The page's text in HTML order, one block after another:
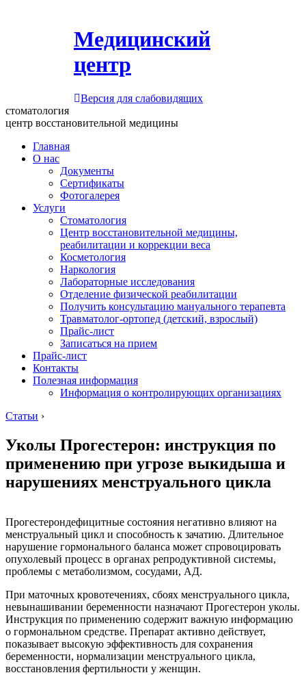
Медицинский
центр
Версия для слабовидящих
стоматология
центр восстановительной медицины
Главная
О нас
Документы
Сертификаты
Фотогалерея
Услуги
Стоматология
Центр восстановительной медицины,
реабилитации и коррекции веса
Косметология
Наркология
Лабораторные исследования
Отделение физической реабилитации
Получить консультацию мануального терапевта
Травматолог-ортопед (детский, взрослый)
Прайс-лист
Записаться на прием
Прайс-лист
Контакты
Полезная информация
Информация о контролирующих организациях
Статьи ›
Уколы Прогестерон: инструкция по
применению при угрозе выкидыша и
нарушениях менструального цикла
Прогестерондефицитные состояния негативно влияют на
менструальный цикл и способность к зачатию. Длительное
нарушение гормонального баланса может спровоцировать
опухолевый процесс в органах репродуктивной системы,
проблемы с метаболизмом, сосудами, АД.
При маточных кровотечениях, сбоях менструального цикла,
невынашивании беременности назначают Прогестерон уколы.
Инструкция по применению содержит важную информацию
о гормональном средстве. Препарат активно действует,
показывает высокую эффективность для сохранения
беременности, нормализации менструального цикла,
восстановления фертильности у женщин.